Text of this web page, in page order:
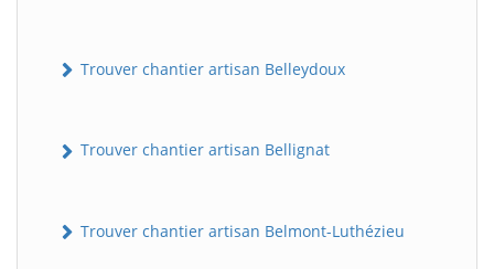
Trouver chantier artisan Belleydoux
Trouver chantier artisan Bellignat
Trouver chantier artisan Belmont-Luthézieu